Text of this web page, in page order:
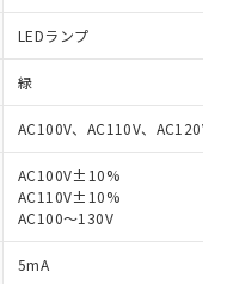
LEDランプ
緑
AC100V、AC110V、AC120V
AC100V±10%
AC110V±10%
AC100～130V
5mA
（10物質）の
可能な商品で